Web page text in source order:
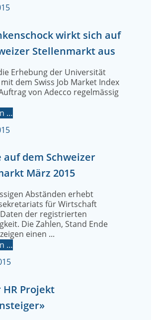
wirkt sich auf
Stellenmarkt aus
Erhebung der Universität
dem Swiss Job Market Index
von Adecco regelmässig
…
auf dem Schweizer
März 2015
Abständen erhebt
für Wirtschaft
Daten der registrierten
Die Zahlen, Stand Ende
einen ...
…
Projekt